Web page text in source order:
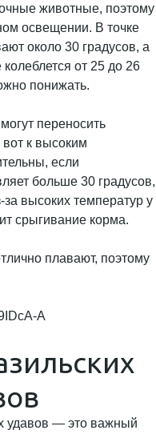
животные, поэтому
освещении. В точке
около 30 градусов, а
от 25 до 26
понижать.
переносить
к высоким
если
больше 30 градусов,
за высоких температур у
срыгивание корма.
A
удавов — это важный